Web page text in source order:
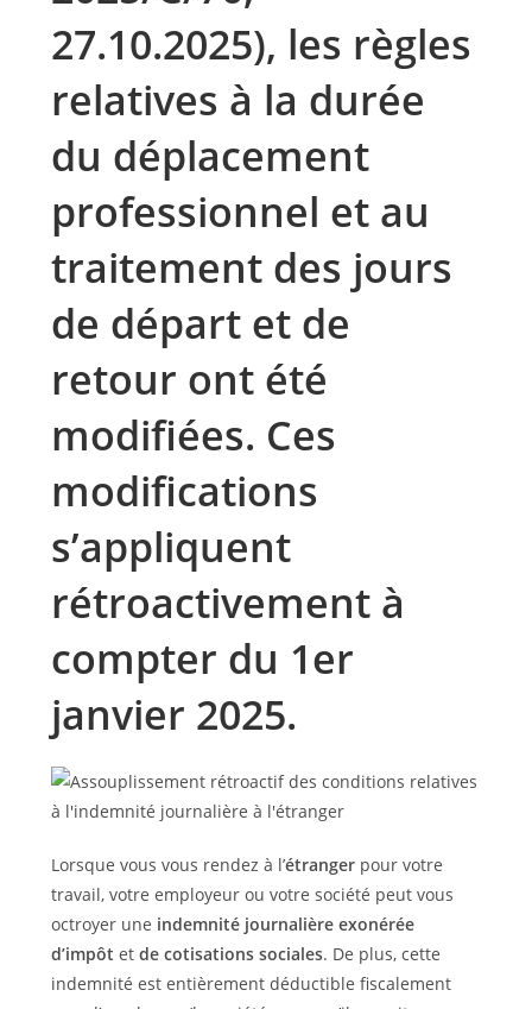
27.10.2025), les règles
relatives à la durée
du déplacement
professionnel et au
traitement des jours
de départ et de
retour ont été
modifiées. Ces
modifications
s’appliquent
rétroactivement à
compter du 1er
janvier 2025.
Lorsque vous vous rendez à l’étrangerpour votre
travail, votre employeur ou votre société peut vous
octroyer une indemnité journalière exonérée
d’impôt et de cotisations sociales. De plus, cette
indemnité est entièrement déductible fiscalement